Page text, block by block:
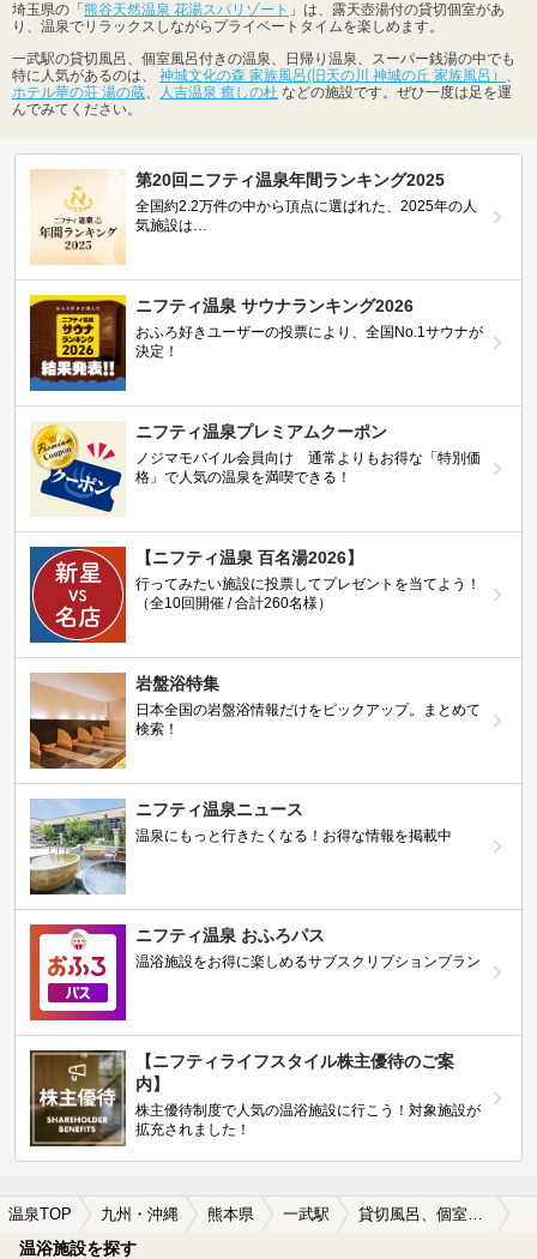
埼玉県の「 熊谷天然温泉 花湯スパリゾート 」は、露天壺湯付の貸切個室があ
り、温泉でリラックスしながらプライベートタイムを楽しめます。
一武駅の貸切風呂、個室風呂付きの温泉、日帰り温泉、スーパー銭湯の中でも
特に人気があるのは、 神城文化の森 家族風呂(旧天の川 神城の丘 家族風呂） 、
ホテル華の荘 湯の蔵、 人吉温泉 癒しの杜 などの施設です。ぜひ一度は足を運
んでみてください。
第20回ニフティ温泉年間ランキング2025
全国約2.2万件の中から頂点に選ばれた、2025年の人
気施設は…
ニフティ温泉 サウナランキング2026
おふろ好きユーザーの投票により、全国No.1サウナが
決定！
ニフティ温泉プレミアムクーポン
ノジマモバイル会員向け 通常よりもお得な「特別価
格」で人気の温泉を満喫できる！
【ニフティ温泉 百名湯2026】
行ってみたい施設に投票してプレゼントを当てよう！
（全10回開催 / 合計260名様）
岩盤浴特集
日本全国の岩盤浴情報だけをピックアップ。まとめて
検索！
ニフティ温泉ニュース
温泉にもっと行きたくなる！お得な情報を掲載中
ニフティ温泉 おふろパス
温浴施設をお得に楽しめるサブスクリプションプラン
【ニフティライフスタイル株主優待のご案
内】
株主優待制度で人気の温浴施設に行こう！対象施設が
拡充されました！
温泉TOP 九州・沖縄 熊本県 一武駅
温浴施設を探す